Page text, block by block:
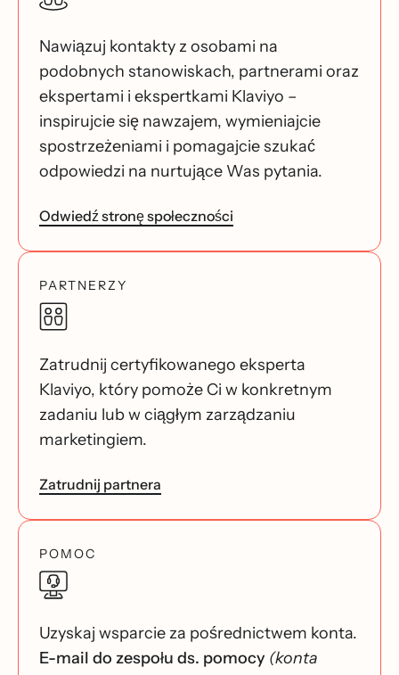
Nawiązuj kontakty z osobami na
podobnych stanowiskach, partnerami oraz
ekspertami i ekspertkami Klaviyo –
inspirujcie się nawzajem, wymieniajcie
spostrzeżeniami i pomagajcie szukać
odpowiedzi na nurtujące Was pytania.
Odwiedź stronę społeczności
PARTNERZY
Zatrudnij certyfikowanego eksperta
Klaviyo, który pomoże Ci w konkretnym
zadaniu lub w ciągłym zarządzaniu
marketingiem.
Zatrudnij partnera
POMOC
Uzyskaj wsparcie za pośrednictwem konta.
E-mail do zespołu ds. pomocy (konta